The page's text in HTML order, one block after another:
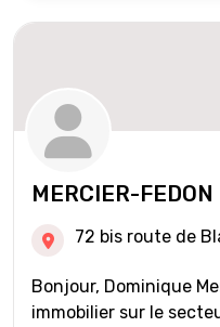
MERCIER-
72 bis route de
Bonjour, Dominique
immobilier sur le